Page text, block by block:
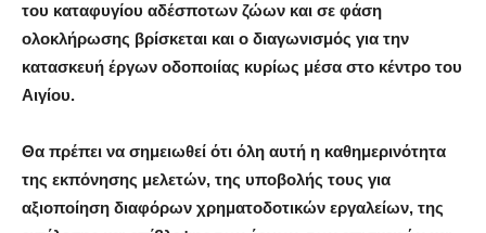
του καταφυγίου αδέσποτων ζώων και σε φάση
ολοκλήρωσης βρίσκεται και ο διαγωνισμός για την
κατασκευή έργων οδοποιίας κυρίως μέσα στο κέντρο του
Αιγίου.
Θα πρέπει να σημειωθεί ότι όλη αυτή η καθημερινότητα
της εκπόνησης μελετών, της υποβολής τους για
αξιοποίηση διαφόρων χρηματοδοτικών εργαλείων, της